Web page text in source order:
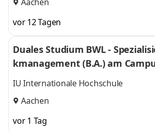
vor 12 Tagen
Duales Studium BWL -
kmanagement (B.A.) am
l
IU Internationale Hochschule
Aachen
vor 1 Tag